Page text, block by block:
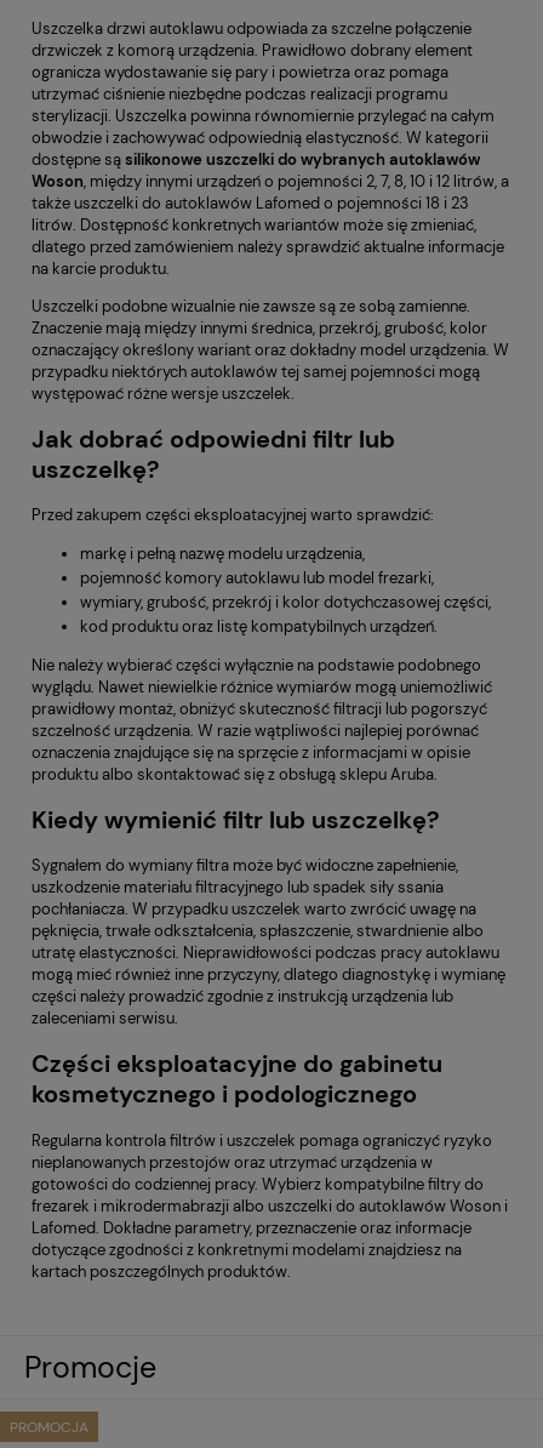
Uszczelka drzwi autoklawu odpowiada za szczelne połączenie
drzwiczek z komorą urządzenia. Prawidłowo dobrany element
ogranicza wydostawanie się pary i powietrza oraz pomaga
utrzymać ciśnienie niezbędne podczas realizacji programu
sterylizacji. Uszczelka powinna równomiernie przylegać na całym
obwodzie i zachowywać odpowiednią elastyczność. W kategorii
dostępne sąsilikonowe uszczelki do wybranych autoklawów
Woson, między innymi urządzeń o pojemności 2, 7, 8, 10 i 12 litrów, a
także uszczelki do autoklawów Lafomed o pojemności 18 i 23
litrów. Dostępność konkretnych wariantów może się zmieniać,
dlatego przed zamówieniem należy sprawdzić aktualne informacje
na karcie produktu.
Uszczelki podobne wizualnie nie zawsze są ze sobą zamienne.
Znaczenie mają między innymi średnica, przekrój, grubość, kolor
oznaczający określony wariant oraz dokładny model urządzenia. W
przypadku niektórych autoklawów tej samej pojemności mogą
występować różne wersje uszczelek.
Jak dobrać odpowiedni filtr lub
uszczelkę?
Przed zakupem części eksploatacyjnej warto sprawdzić:
markę i pełną nazwę modelu urządzenia,
pojemność komory autoklawu lub model frezarki,
wymiary, grubość, przekrój i kolor dotychczasowej części,
kod produktu oraz listę kompatybilnych urządzeń.
Nie należy wybierać części wyłącznie na podstawie podobnego
wyglądu. Nawet niewielkie różnice wymiarów mogą uniemożliwić
prawidłowy montaż, obniżyć skuteczność filtracji lub pogorszyć
szczelność urządzenia. W razie wątpliwości najlepiej porównać
oznaczenia znajdujące się na sprzęcie z informacjami w opisie
produktu albo skontaktować się z obsługą sklepu Aruba.
Kiedy wymienić filtr lub uszczelkę?
Sygnałem do wymiany filtra może być widoczne zapełnienie,
uszkodzenie materiału filtracyjnego lub spadek siły ssania
pochłaniacza. W przypadku uszczelek warto zwrócić uwagę na
pęknięcia, trwałe odkształcenia, spłaszczenie, stwardnienie albo
utratę elastyczności. Nieprawidłowości podczas pracy autoklawu
mogą mieć również inne przyczyny, dlatego diagnostykę i wymianę
części należy prowadzić zgodnie z instrukcją urządzenia lub
zaleceniami serwisu.
Części eksploatacyjne do gabinetu
kosmetycznego i podologicznego
Regularna kontrola filtrów i uszczelek pomaga ograniczyć ryzyko
nieplanowanych przestojów oraz utrzymać urządzenia w
gotowości do codziennej pracy. Wybierz kompatybilne filtry do
frezarek i mikrodermabrazji albo uszczelki do autoklawów Woson i
Lafomed. Dokładne parametry, przeznaczenie oraz informacje
dotyczące zgodności z konkretnymi modelami znajdziesz na
kartach poszczególnych produktów.
Promocje
PROMOCJA